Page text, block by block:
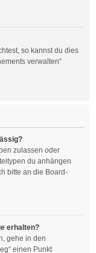
so kannst du dies
verwalten“
zulassen oder
du anhängen
bitte an die Board-
erhalten?
gehe in den
einen Punkt